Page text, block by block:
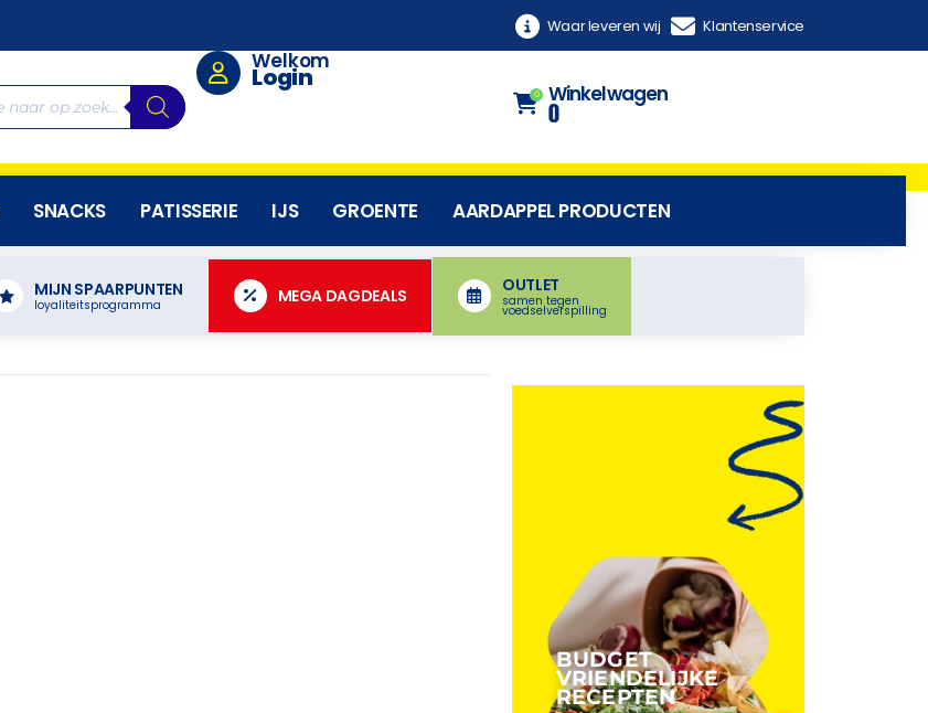
Waar leveren wij Klantenservice
Welkom
Login
0 Winkelwagen
0
SNACKS PATISSERIE IJS GROENTE AARDAPPEL PRODUCTEN
MIJN SPAARPUNTEN
loyaliteitsprogramma MEGA DAGDEALS
OUTLET
samen tegen
voedselverspilling
BUDGET
VRIENDELIJKE
RECEPTEN